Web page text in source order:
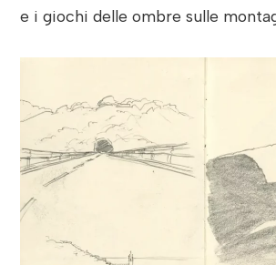
e i giochi delle ombre sulle